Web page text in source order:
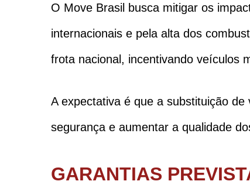
O Move Brasil busca mitigar os
internacionais e pela alta dos
frota nacional, incentivando veículos
A expectativa é que a substituição
segurança e aumentar a qualidade
GARANTIAS